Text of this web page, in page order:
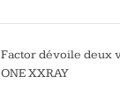
Factor dévoile deux
ONE XXRAY